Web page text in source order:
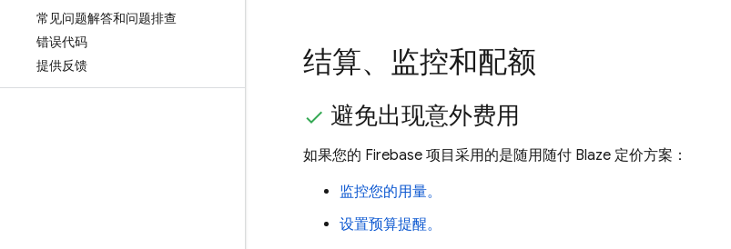
常见问题解答和问题排查
错误代码
提供反馈
结算、监控和配额
避免出现意外费用
如果您的 Firebase 项目采用的是随用随付 Blaze 定价方案：
监控您的用量。
设置预算提醒。